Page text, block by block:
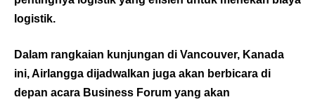
logistik.
Dalam rangkaian kunjungan di Vancouver, Kanada
ini, Airlangga dijadwalkan juga akan berbicara di
depan acara Business Forum yang akan